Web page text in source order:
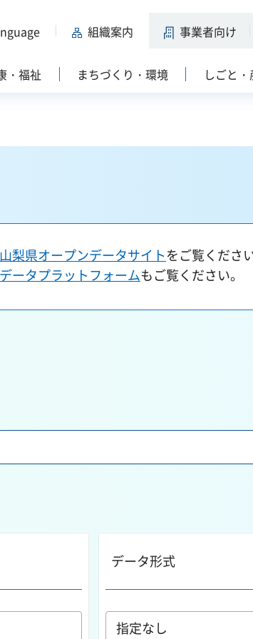
組織案内 事業者向け
・福祉 まちづくり・環境 しごと
山梨県オープンデータサイトをご覧くださ
ータプラットフォームもご覧ください。
データ形式